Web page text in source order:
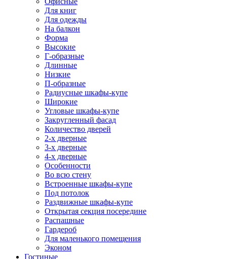
Для книг
Для одежды
На балкон
Форма
Высокие
Г-образные
Длинные
Низкие
П-образные
Радиусные шкафы-купе
Широкие
Угловые шкафы-купе
Закругленный фасад
Количество дверей
2-х дверные
3-х дверные
4-х дверные
Особенности
Во всю стену
Встроенные шкафы-купе
Под потолок
Раздвижные шкафы-купе
Открытая секция посередине
Распашные
Гардероб
Для маленького помещения
Эконом
Гостиные